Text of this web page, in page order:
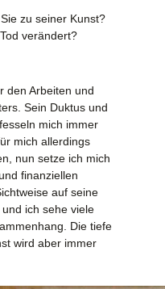
zu seiner Kunst?
verändert?
den Arbeiten und
Sein Duktus und
mich immer
mich allerdings
nun setze ich mich
finanziellen
auf seine
ich sehe viele
Die tiefe
wird aber immer